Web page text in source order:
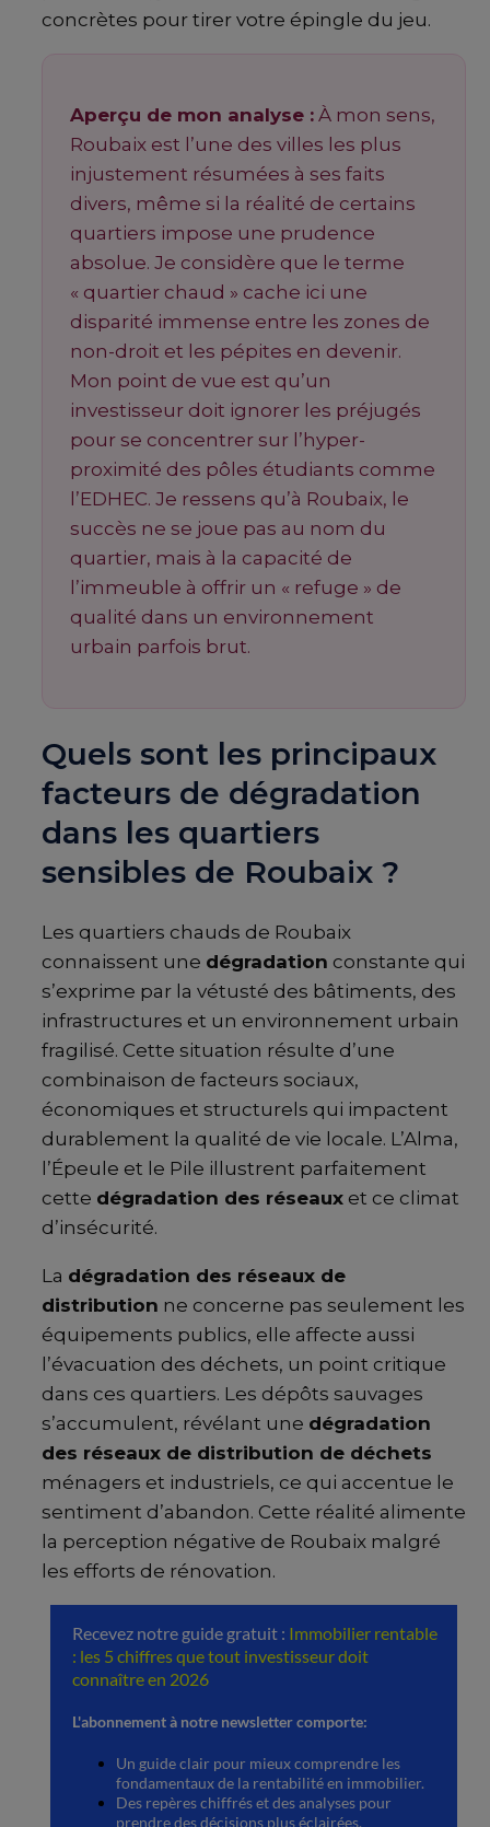
concrètes pour tirer votre épingle du jeu.
Aperçu de mon analyse : À mon sens,
Roubaix est l’une des villes les plus
injustement résumées à ses faits
divers, même si la réalité de certains
quartiers impose une prudence
absolue. Je considère que le terme
« quartier chaud » cache ici une
disparité immense entre les zones de
non-droit et les pépites en devenir.
Mon point de vue est qu’un
investisseur doit ignorer les préjugés
pour se concentrer sur l’hyper-
proximité des pôles étudiants comme
l’EDHEC. Je ressens qu’à Roubaix, le
succès ne se joue pas au nom du
quartier, mais à la capacité de
l’immeuble à offrir un « refuge » de
qualité dans un environnement
urbain parfois brut.
Quels sont les principaux
facteurs de dégradation
dans les quartiers
sensibles de Roubaix ?
Les quartiers chauds de Roubaix
connaissent une dégradation constante qui
s’exprime par la vétusté des bâtiments, des
infrastructures et un environnement urbain
fragilisé. Cette situation résulte d’une
combinaison de facteurs sociaux,
économiques et structurels qui impactent
durablement la qualité de vie locale. L’Alma,
l’Épeule et le Pile illustrent parfaitement
cette dégradation des réseaux et ce climat
d’insécurité.
La dégradation des réseaux de
distribution ne concerne pas seulement les
équipements publics, elle affecte aussi
l’évacuation des déchets, un point critique
dans ces quartiers. Les dépôts sauvages
s’accumulent, révélant une dégradation
des réseaux de distribution de déchets
ménagers et industriels, ce qui accentue le
sentiment d’abandon. Cette réalité alimente
la perception négative de Roubaix malgré
les efforts de rénovation.